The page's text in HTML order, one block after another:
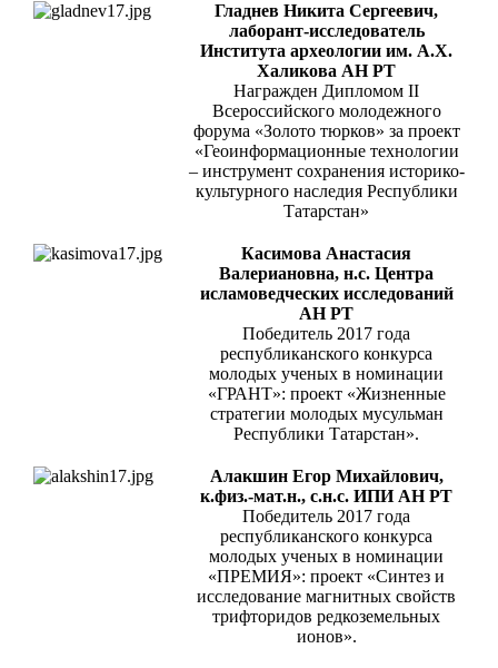
Гладнев Никита Сергеевич,
лаборант-исследователь
Института археологии им. А.Х.
Халикова АН РТ
Награжден Дипломом II
Всероссийского молодежного
форума «Золото тюрков» за проект
«Геоинформационные технологии
– инструмент сохранения историко-
культурного наследия Республики
Татарстан»
Касимова Анастасия
Валериановна, н.с. Центра
исламоведческих исследований
АН РТ
Победитель 2017 года
республиканского конкурса
молодых ученых в номинации
«ГРАНТ»: проект «Жизненные
стратегии молодых мусульман
Республики Татарстан».
Алакшин Егор Михайлович,
к.физ.-мат.н., с.н.с. ИПИ АН РТ
Победитель 2017 года
республиканского конкурса
молодых ученых в номинации
«ПРЕМИЯ»: проект «Синтез и
исследование магнитных свойств
трифторидов редкоземельных
ионов».